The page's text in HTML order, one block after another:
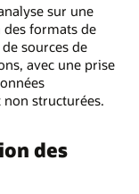
sur une
formats de
sources de
avec une prise
structurées.
des